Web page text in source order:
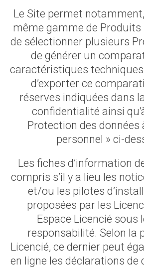
Le Site permet
même gamme de Produits
de sélectionner plusieurs
de générer un
caractéristiques
d’exporter ce
réserves indiquées dans
confidentialité ainsi
Protection des données
personnel » ci-
Les fiches d’information
compris s’il y a lieu les
et/ou les pilotes
proposées par les
Espace Licencié sous
responsabilité. Selon la
Licencié, ce dernier peut
en ligne les déclarations de